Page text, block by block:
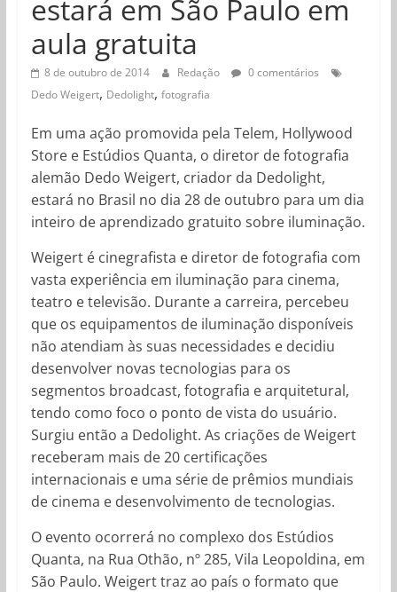
estará em São Paulo em
aula gratuita
8 de outubro de 2014 Redação
0 comentários
Dedo Weigert, Dedolight, fotografia
Em uma ação promovida pela Telem, Hollywood
Store e Estúdios Quanta, o diretor de fotografia
alemão Dedo Weigert, criador da Dedolight,
estará no Brasil no dia 28 de outubro para um dia
inteiro de aprendizado gratuito sobre iluminação.
Weigert é cinegrafista e diretor de fotografia com
vasta experiência em iluminação para cinema,
teatro e televisão. Durante a carreira, percebeu
que os equipamentos de iluminação disponíveis
não atendiam às suas necessidades e decidiu
desenvolver novas tecnologias para os
segmentos broadcast, fotografia e arquitetural,
tendo como foco o ponto de vista do usuário.
Surgiu então a Dedolight. As criações de Weigert
receberam mais de 20 certificações
internacionais e uma série de prêmios mundiais
de cinema e desenvolvimento de tecnologias.
O evento ocorrerá no complexo dos Estúdios
Quanta, na Rua Othão, nº 285, Vila Leopoldina, em
São Paulo. Weigert traz ao país o formato que